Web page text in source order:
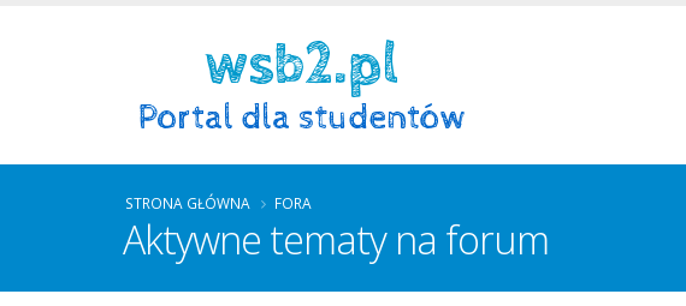
STRONA GŁÓWNA FORA
Aktywne tematy na forum